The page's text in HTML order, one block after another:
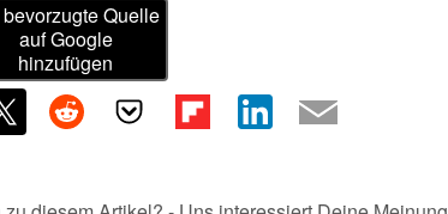
Quelle
auf Google
hinzufügen